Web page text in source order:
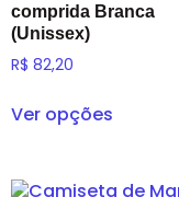
comprida Branca
(Unissex)
R$ 82,20
Ver opções